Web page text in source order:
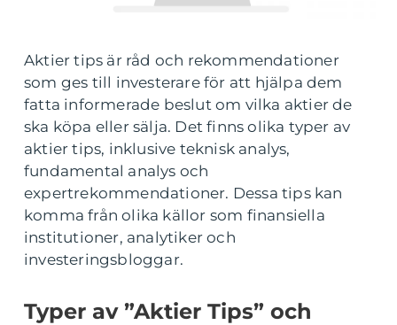
Aktier tips är råd och rekommendationer
som ges till investerare för att hjälpa dem
fatta informerade beslut om vilka aktier de
ska köpa eller sälja. Det finns olika typer av
aktier tips, inklusive teknisk analys,
fundamental analys och
expertrekommendationer. Dessa tips kan
komma från olika källor som finansiella
institutioner, analytiker och
investeringsbloggar.
Typer av ”Aktier Tips” och